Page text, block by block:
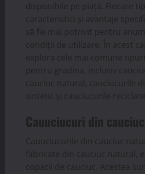
disponibile pe piață. Fiecare
caracteristici și avantaje
să fie mai potrivit pentru
condiții de utilizare. În acest
explora cele mai comune
pentru gradina, inclusiv
cauciuc natural, cauciucurile
sintetic și cauciucurile reciclate.
Cauuciucuri din
Cauuciucurile din cauciuc
fabricate din cauciuc natural,
copacii de cauciuc. Acestea